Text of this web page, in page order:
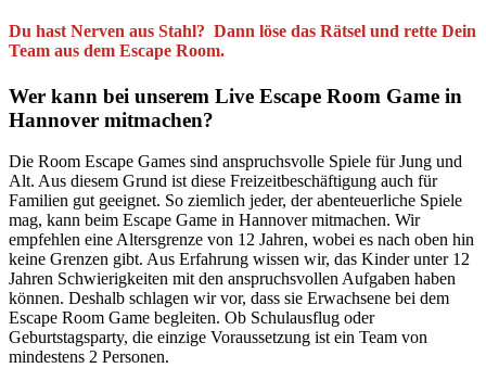
Du hast Nerven aus Stahl? Dann löse das Rätsel und rette Dein
Team aus dem Escape Room.
Wer kann bei unserem Live Escape Room Game in
Hannover mitmachen?
Die Room Escape Games sind anspruchsvolle Spiele für Jung und
Alt. Aus diesem Grund ist diese Freizeitbeschäftigung auch für
Familien gut geeignet. So ziemlich jeder, der abenteuerliche Spiele
mag, kann beim Escape Game in Hannover mitmachen. Wir
empfehlen eine Altersgrenze von 12 Jahren, wobei es nach oben hin
keine Grenzen gibt. Aus Erfahrung wissen wir, das Kinder unter 12
Jahren Schwierigkeiten mit den anspruchsvollen Aufgaben haben
können. Deshalb schlagen wir vor, dass sie Erwachsene bei dem
Escape Room Game begleiten. Ob Schulausflug oder
Geburtstagsparty, die einzige Voraussetzung ist ein Team von
mindestens 2 Personen.